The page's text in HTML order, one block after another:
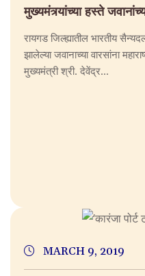
मुख्यमंत्र्यांच्या हस्ते
रायगड जिल्ह्यातील भारतीय
झालेल्या जवानाच्या वारसांना
मुख्यमंत्री श्री. देवेंद्र...
MARCH 9, 2019